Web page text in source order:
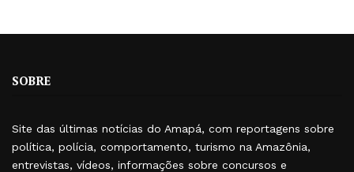
SOBRE
Site das últimas notícias do Amapá, com reportagens sobre
política, polícia, comportamento, turismo na Amazônia,
entrevistas, vídeos, informações sobre concursos e